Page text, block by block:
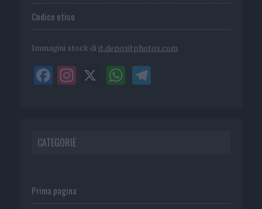
Codice etico
Immagini stock di it.depositphotos.com
CATEGORIE
Prima pagina